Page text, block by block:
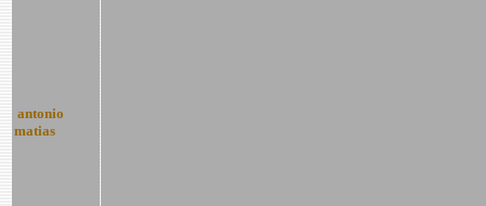
antonio
matias